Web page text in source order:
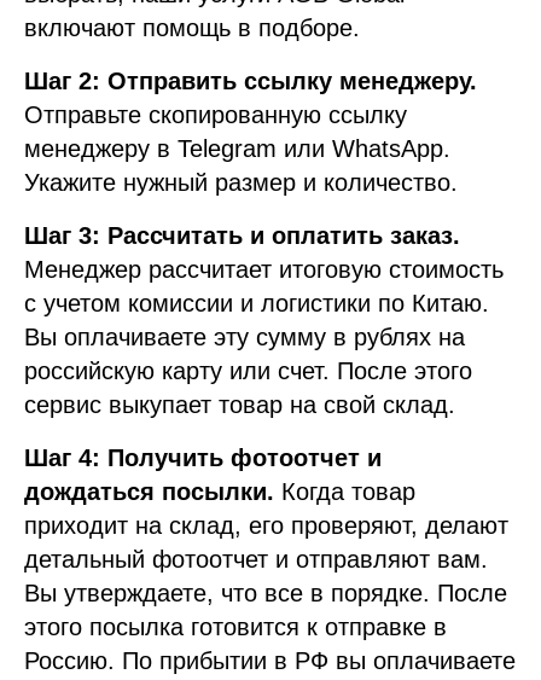
включают помощь в подборе.
Шаг 2: Отправить ссылку менеджеру.
Отправьте скопированную ссылку
менеджеру в Telegram или WhatsApp.
Укажите нужный размер и количество.
Шаг 3: Рассчитать и оплатить заказ.
Менеджер рассчитает итоговую стоимость
с учетом комиссии и логистики по Китаю.
Вы оплачиваете эту сумму в рублях на
российскую карту или счет. После этого
сервис выкупает товар на свой склад.
Шаг 4: Получить фотоотчет и
дождаться посылки. Когда товар
приходит на склад, его проверяют, делают
детальный фотоотчет и отправляют вам.
Вы утверждаете, что все в порядке. После
этого посылка готовится к отправке в
Россию. По прибытии в РФ вы оплачиваете